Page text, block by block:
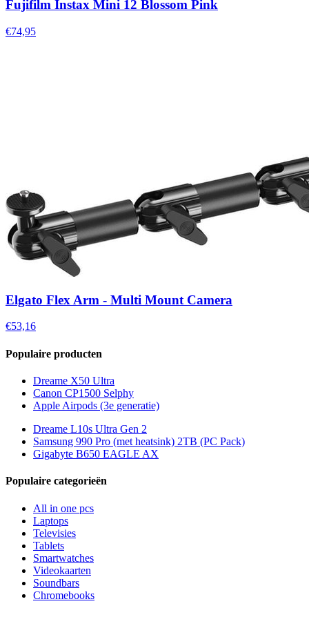
Fujifilm Instax Mini 12 Blossom Pink
€74,95
Elgato Flex Arm - Multi Mount Camera
€53,16
Populaire producten
Dreame X50 Ultra
Canon CP1500 Selphy
Apple Airpods (3e generatie)
Dreame L10s Ultra Gen 2
Samsung 990 Pro (met heatsink) 2TB (PC Pack)
Gigabyte B650 EAGLE AX
Populaire categorieën
All in one pcs
Laptops
Televisies
Tablets
Smartwatches
Videokaarten
Soundbars
Chromebooks